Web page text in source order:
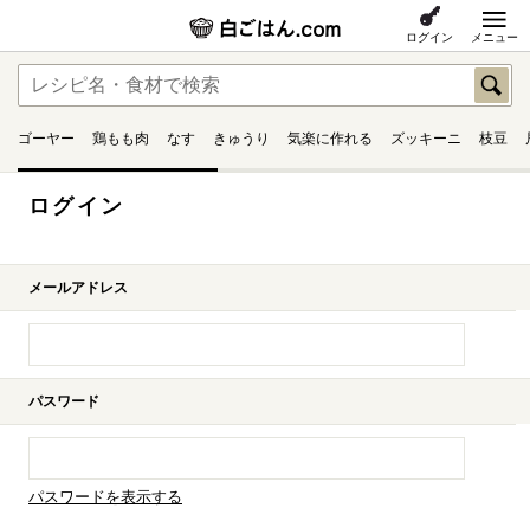
ログイン メニュー
ゴーヤー 鶏もも肉 なす きゅうり 気楽に作れる ズッキーニ 枝豆
ログイン
メールアドレス
パスワード
パスワードを表示する